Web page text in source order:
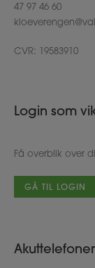
47 97 46 60
CVR: 19583910
Login som
Få overblik over
GÅ TIL LOGIN